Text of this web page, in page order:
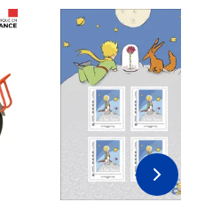
Prix 7,50€